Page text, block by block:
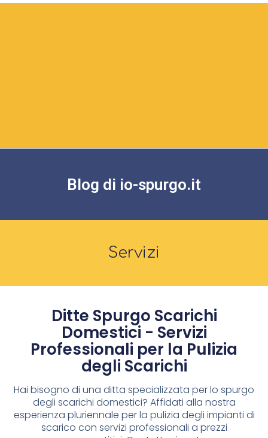
Blog di io-spurgo.it
Servizi
Ditte Spurgo Scarichi
Domestici - Servizi
Professionali per la Pulizia
degli Scarichi
Hai bisogno di una ditta specializzata per lo spurgo
degli scarichi domestici? Affidati alla nostra
esperienza pluriennale per la pulizia degli impianti di
scarico con servizi professionali a prezzi